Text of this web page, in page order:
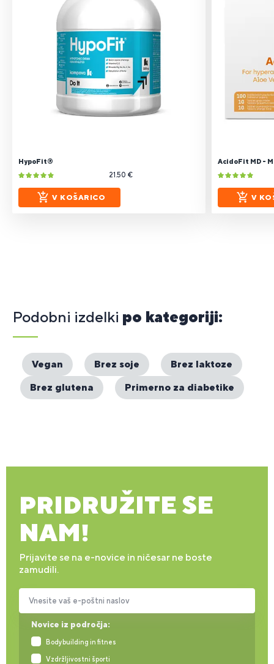
HypoFit®
21.50 €
V KOŠARICO
AcidoFit MD -
V
Podobni izdelki po kategoriji:
Vegan Brez soje
Brez laktoze
Brez glutena
Primerno za diabetike
PRIDRUŽITE SE
NAM!
Prijavite se na e-novice in ničesar ne boste
zamudili.
Novice iz področja:
Bodybuilding in fitnes
Vzdržljivostni športi
Vnesite vaš e-poštni naslov